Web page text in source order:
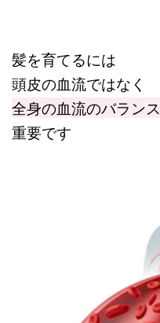
髪を育てるには
頭皮の血流ではなく
全身の血流のバランス
重要です